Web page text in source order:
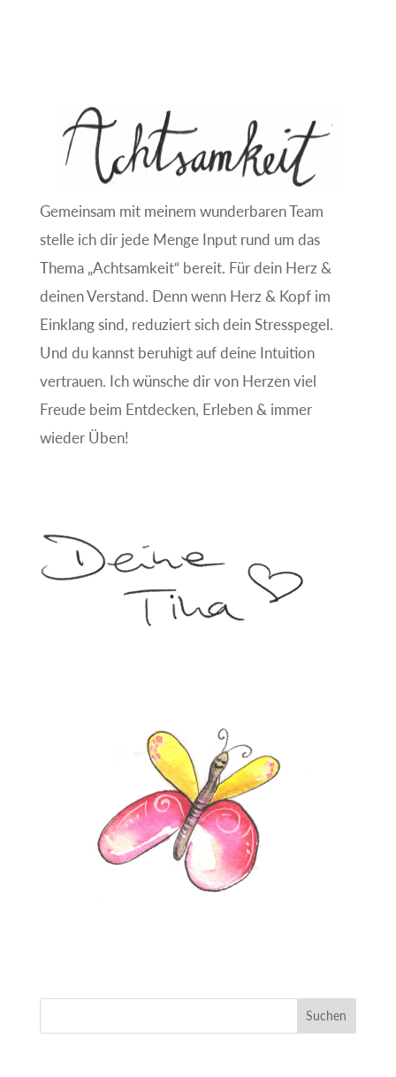
Gemeinsam mit meinem wunderbaren Team
stelle ich dir jede Menge Input rund um das
Thema „Achtsamkeit“ bereit. Für dein Herz &
deinen Verstand. Denn wenn Herz & Kopf im
Einklang sind, reduziert sich dein Stresspegel.
Und du kannst beruhigt auf deine Intuition
vertrauen. Ich wünsche dir von Herzen viel
Freude beim Entdecken, Erleben & immer
wieder Üben!